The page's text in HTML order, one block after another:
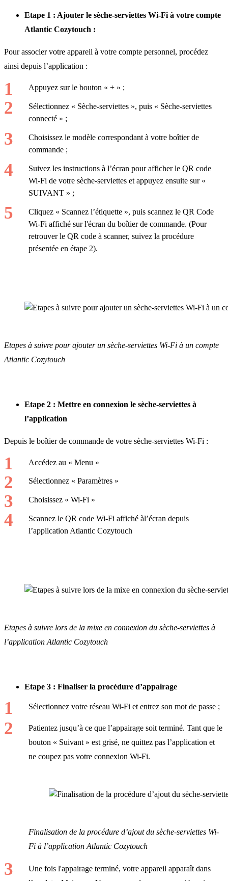
Etape 1 : Ajouter le sèche-serviettes Wi-Fi à votre compte
Atlantic Cozytouch :
Pour associer votre appareil à votre compte personnel, procédez
ainsi depuis l’application :
Appuyez sur le bouton « + » ;
Sélectionnez « Sèche-serviettes », puis « Sèche-serviettes
connecté » ;
Choisissez le modèle correspondant à votre boîtier de
commande ;
Suivez les instructions à l’écran pour afficher le QR code
Wi-Fi de votre sèche-serviettes et appuyez ensuite sur «
SUIVANT » ;
Cliquez « Scannez l’étiquette », puis scannez le QR Code
Wi-Fi affiché sur l'écran du boîtier de commande. (Pour
retrouver le QR code à scanner, suivez la procédure
présentée en étape 2).
Etapes à suivre pour ajouter un sèche-serviettes Wi-Fi à un compte
Atlantic Cozytouch
Etape 2 : Mettre en connexion le sèche-serviettes à
l’application
Depuis le boîtier de commande de votre sèche-serviettes Wi-Fi :
Accédez au « Menu »
Sélectionnez « Paramètres »
Choisissez « Wi-Fi »
Scannez le QR code Wi-Fi affiché àl’écran depuis
l’application Atlantic Cozytouch
Etapes à suivre lors de la mixe en connexion du sèche-serviettes à
l’application Atlantic Cozytouch
Etape 3 : Finaliser la procédure d’appairage
Sélectionnez votre réseau Wi-Fi et entrez son mot de passe ;
Patientez jusqu’à ce que l’appairage soit terminé. Tant que le
bouton « Suivant » est grisé, ne quittez pas l’application et
ne coupez pas votre connexion Wi-Fi.
Finalisation de la procédure d’ajout du sèche-serviettes Wi-
Fi à l’application Atlantic Cozytouch
Une fois l'appairage terminé, votre appareil apparaît dans